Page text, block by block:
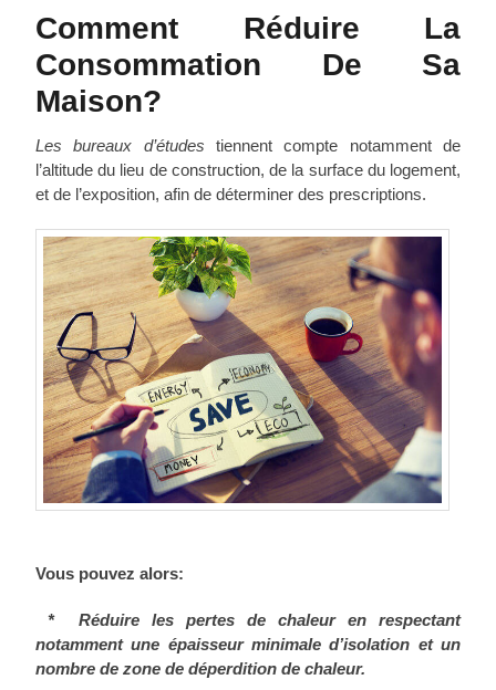
Comment Réduire La
Consommation De Sa
Maison?
Les bureaux d’études tiennent compte notamment de
l’altitude du lieu de construction, de la surface du logement,
et de l’exposition, afin de déterminer des prescriptions.
Vous pouvez alors:
* Réduire les pertes de chaleur en respectant
notamment une épaisseur minimale d’isolation et un
nombre de zone de déperdition de chaleur.